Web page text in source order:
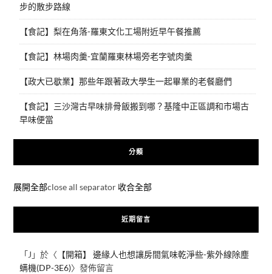
步的散步路線
【食記】梨在角落-羅東文化工場附近早午餐推薦
【食記】林場肉羹-宜蘭羅東林場旁老字號肉羹
【政大已歇業】那些年跟著政大學生一起畢業的老餐廳們
【食記】三沙灣古早味排骨飯搬到哪？基隆中正區調和市場古
早味便當
分類
展開全部close all separator 收合全部
近期留言
「J 」於〈 【開箱】 邊緣人也想讓房間氣味乾淨些-紫外線除塵
螨機(DP-3E6)〉發佈留言